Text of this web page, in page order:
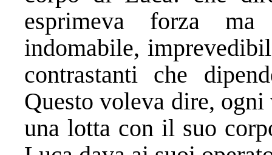
esprimeva forza
indomabile,
contrastanti che
Questo voleva dire,
una lotta con il suo